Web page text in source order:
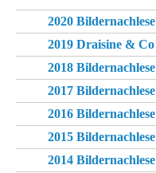
2020 Bildernachlese
2019 Draisine & Co
2018 Bildernachlese
2017 Bildernachlese
2016 Bildernachlese
2015 Bildernachlese
2014 Bildernachlese